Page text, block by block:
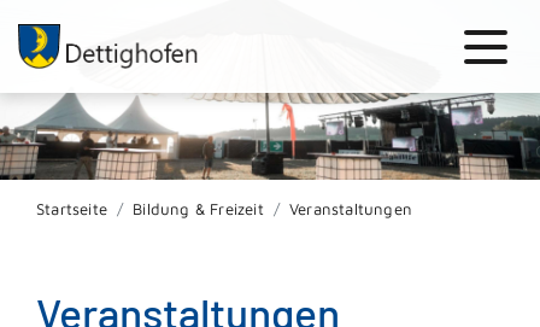
Startseite Bildung & Freizeit Veranstaltungen
Veranstaltungen